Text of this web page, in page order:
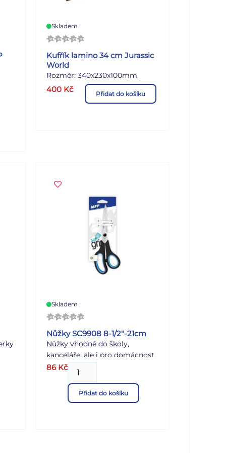
a
Skladem
Kufřík lamino 34 cm Jurassic
World
Rozměr: 340x230x100mm,
Hmotnost: 0,495kg
400 Kč Přidat do košíku
Skladem
Nůžky SC9908 8-1/2″-21cm
Nůžky vhodné do školy,
kanceláře, ale i pro domácnost.
Ostří je vyrobeno z tvrzené
nerezavějící ocele. Rukojeť je
ergonomicky tvarovaná a
opatřena technologií SOFT
86 Kč
Přidat do košíku